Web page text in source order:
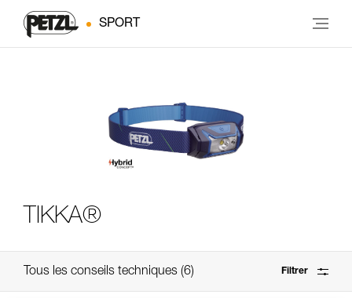
SPORT
TIKKA®
Tous les conseils techniques 6 Filtrer